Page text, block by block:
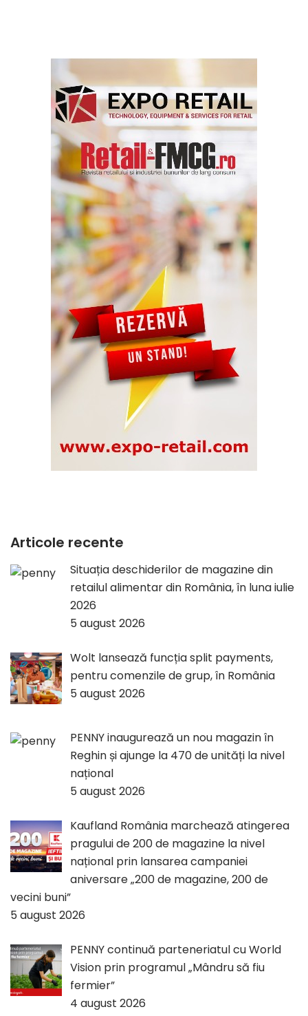
Articole recente
Situația deschiderilor de magazine din
retailul alimentar din România, în luna iulie
2026
5 august 2026
Wolt lansează funcția split payments,
pentru comenzile de grup, în România
5 august 2026
PENNY inaugurează un nou magazin în
Reghin și ajunge la 470 de unități la nivel
național
5 august 2026
Kaufland România marchează atingerea
pragului de 200 de magazine la nivel
național prin lansarea campaniei
aniversare „200 de magazine, 200 de
vecini buni”
5 august 2026
PENNY continuă parteneriatul cu World
Vision prin programul „Mândru să fiu
fermier”
4 august 2026